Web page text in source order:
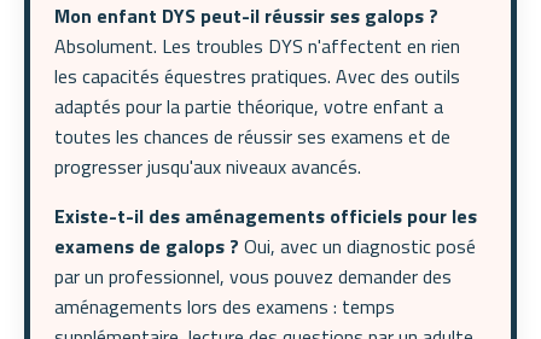
Mon enfant DYS peut-il réussir ses galops ?
Absolument. Les troubles DYS n'affectent en rien
les capacités équestres pratiques. Avec des outils
adaptés pour la partie théorique, votre enfant a
toutes les chances de réussir ses examens et de
progresser jusqu'aux niveaux avancés.
Existe-t-il des aménagements officiels pour les
examens de galops ? Oui, avec un diagnostic posé
par un professionnel, vous pouvez demander des
aménagements lors des examens : temps